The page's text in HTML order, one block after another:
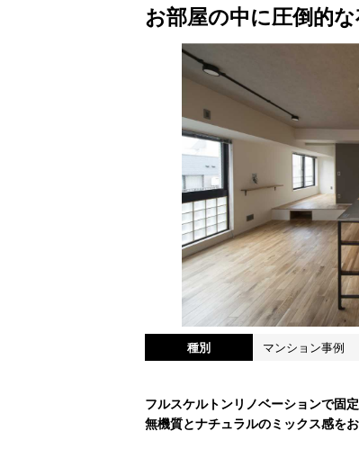
お部屋の中に圧倒的
種別 マンション事例
フルスケルトンリノベーションで固
無機質とナチュラルのミックス感を